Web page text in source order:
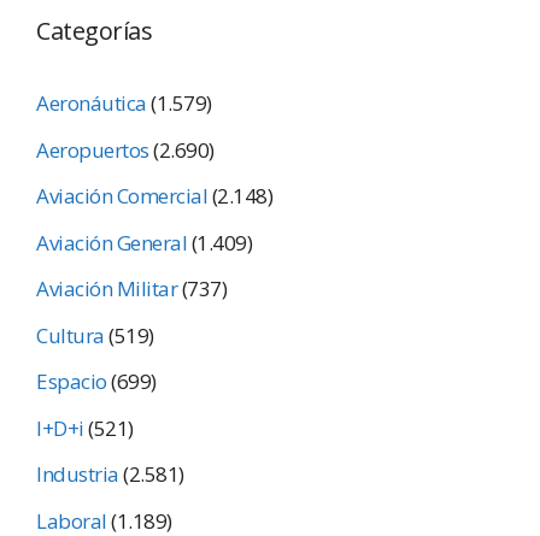
Categorías
Aeronáutica(1.579)
Aeropuertos(2.690)
Aviación Comercial(2.148)
Aviación General(1.409)
Aviación Militar(737)
Cultura(519)
Espacio(699)
I+D+i(521)
Industria(2.581)
Laboral(1.189)